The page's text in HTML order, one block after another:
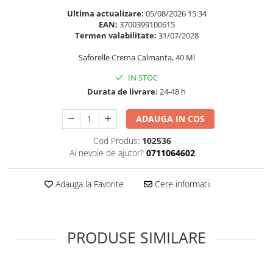
Supliment Complexe
Supliment Magneziu
Supliment Vitamina C
Supliment Vitamina D3
Supliment Zinc
Tincturi si Gemoderivate
Tuse gat si respiratie
Ultima actualizare: 05/08/2026 15:34
EAN: 3700399100615
Termen valabilitate: 31/07/2028
Saforelle Crema Calmanta, 40 Ml
IN STOC
Durata de livrare: 24-48 h
ADAUGA IN COS
Cod Produs: 102536
Ai nevoie de ajutor? 0711064602
Adauga la Favorite Cere informatii
PRODUSE SIMILARE